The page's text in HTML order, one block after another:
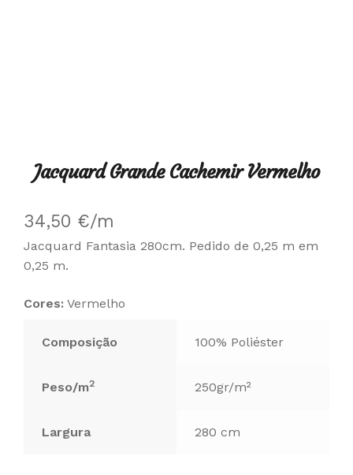
Jacquard Grande Cachemir Vermelho
34,50 €/m
Jacquard Fantasia 280cm. Pedido de 0,25 m em
0,25 m.
Cores: Vermelho
Composição 100% Poliéster
Peso/m2 250gr/m²
Largura 280 cm